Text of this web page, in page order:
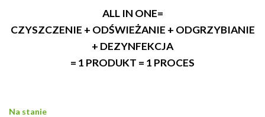
ALL IN ONE=
CZYSZCZENIE + ODŚWIEŻANIE + ODGRZYBIANIE
+ DEZYNFEKCJA
= 1 PRODUKT = 1 PROCES
Na stanie